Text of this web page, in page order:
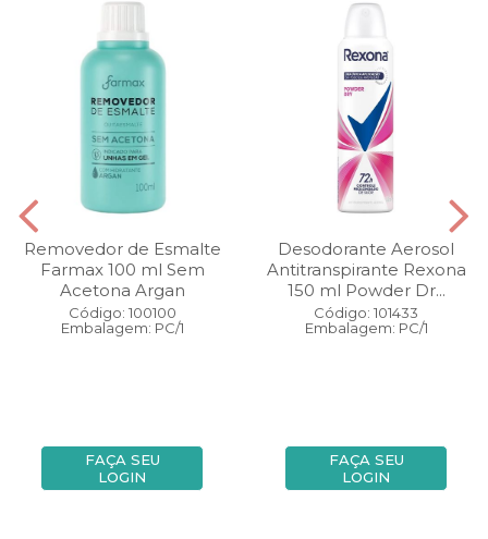
Removedor de Esmalte
Farmax 100 ml Sem
Acetona Argan
Código: 100100
Embalagem: PC/1
FAÇA SEU
LOGIN
Desodorante Aerosol
Antitranspirante Rexona
150 ml Powder Dr...
Código: 101433
Embalagem: PC/1
FAÇA SEU
LOGIN